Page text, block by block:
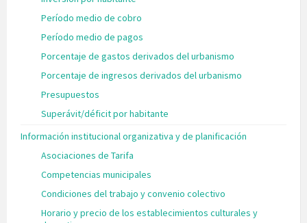
Período medio de cobro
Período medio de pagos
Porcentaje de gastos derivados del urbanismo
Porcentaje de ingresos derivados del urbanismo
Presupuestos
Superávit/déficit por habitante
Información institucional organizativa y de planificación
Asociaciones de Tarifa
Competencias municipales
Condiciones del trabajo y convenio colectivo
Horario y precio de los establecimientos culturales y